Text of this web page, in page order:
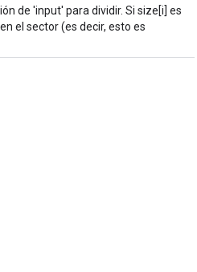
de 'input' para dividir. Si size[i] es
el sector (es decir, esto es